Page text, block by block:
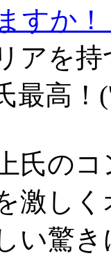
すか
アを
最高
氏の
激し
い驚